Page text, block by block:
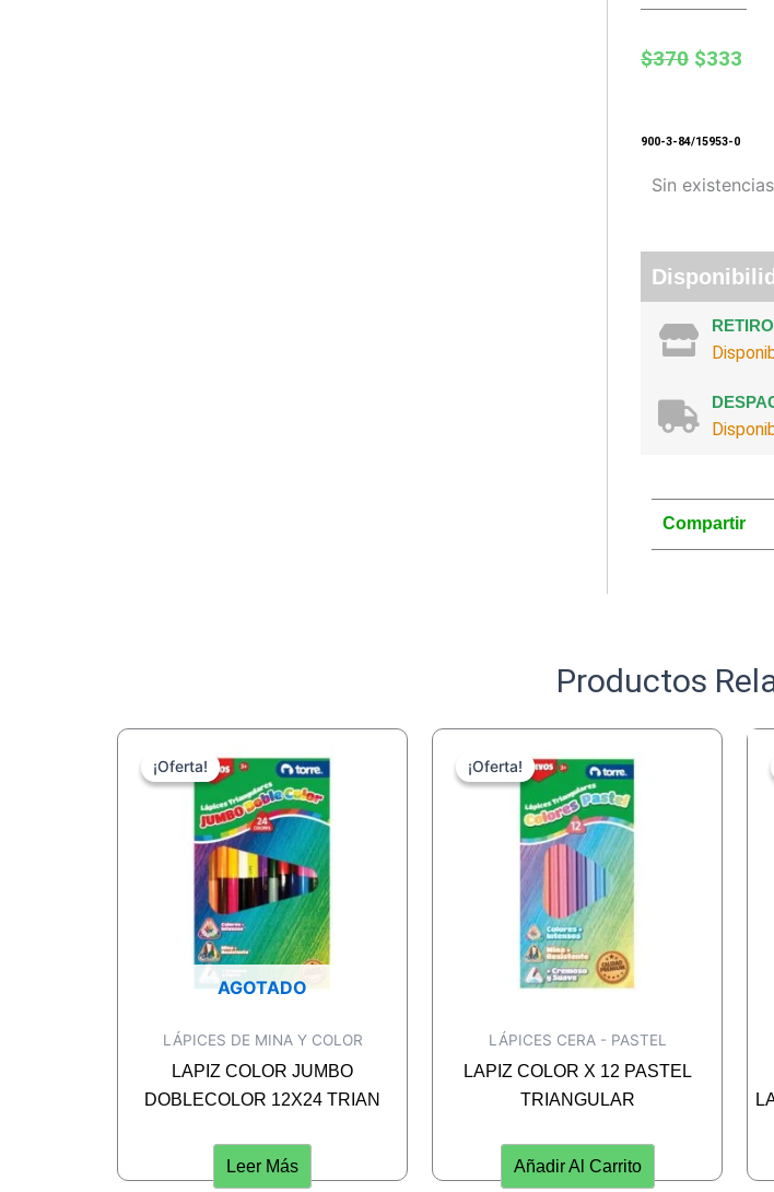
$370 El
$370.
$333
900-3-84/15953-0
Sin existencias
RETIRO
Compartir
Productos
¡Oferta!
AGOTADO
¡Oferta!
LÁPICES DE MINA Y COLOR
LAPIZ COLOR JUMBO
DOBLECOLOR 12X24 TRIAN
Leer Más
¡Oferta!
¡Oferta!
LÁPICES CERA - PASTEL
LAPIZ COLOR X 12 PASTEL
TRIANGULAR
Añadir Al Carrito